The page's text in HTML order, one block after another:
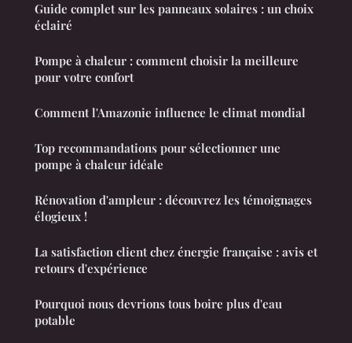
Guide complet sur les panneaux solaires : un choix
éclairé
Pompe à chaleur : comment choisir la meilleure
pour votre confort
Comment l'Amazonie influence le climat mondial
Top recommandations pour sélectionner une
pompe à chaleur idéale
Rénovation d'ampleur : découvrez les témoignages
élogieux !
La satisfaction client chez énergie française : avis et
retours d'expérience
Pourquoi nous devrions tous boire plus d'eau
potable